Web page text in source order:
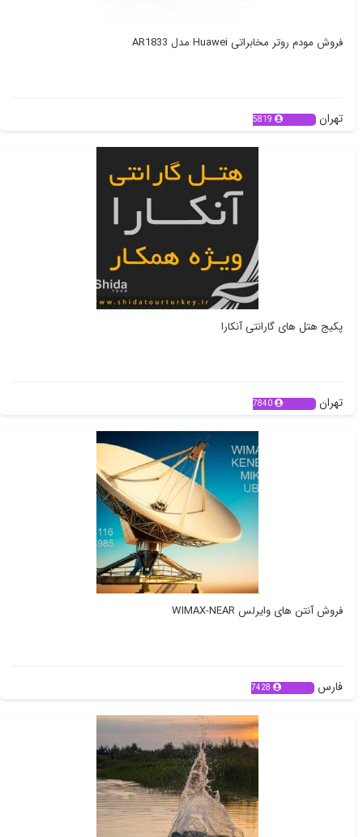
فروش مودم روتر مخابراتی Huawei مدل AR1833
تهران 5819
پکیج هتل های گارانتی آنکارا
تهران 7840
فروش آنتن های وایرلس WIMAX-NEAR
فارس 7428